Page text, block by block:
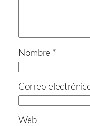
Nombre *
Correo
Web